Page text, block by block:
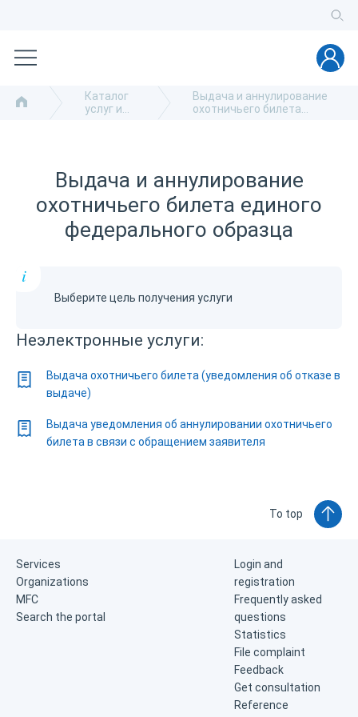
Каталог
услуг и
Выдача и аннулирование
охотничьего билета
Выдача и аннулирование
охотничьего билета единого
федерального образца
i
Выберите цель получения услуги
Неэлектронные услуги:
Выдача охотничьего билета (уведомления об отказе в
выдаче)
Выдача уведомления об аннулировании охотничьего
билета в связи с обращением заявителя
To top
Services
Organizations
MFC
Search the portal
Login and
registration
Frequently asked
questions
Statistics
File complaint
Feedback
Get consultation
Reference